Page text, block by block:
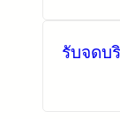
รับจดบ